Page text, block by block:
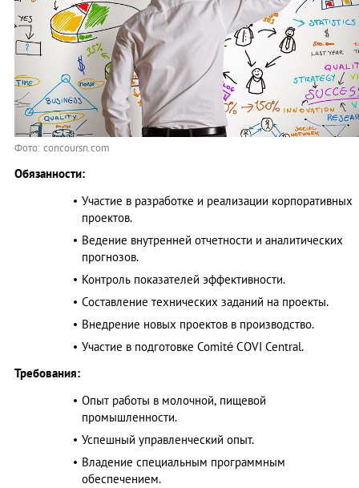
Фото: concoursn.com
Обязанности:
Участие в разработке и реализации корпоративных
проектов.
Ведение внутренней отчетности и аналитических
прогнозов.
Контроль показателей эффективности.
Составление технических заданий на проекты.
Внедрение новых проектов в производство.
Участие в подготовке Comité COVI Central.
Требования:
Опыт работы в молочной, пищевой
промышленности.
Успешный управленческий опыт.
Владение специальным программным
обеспечением.